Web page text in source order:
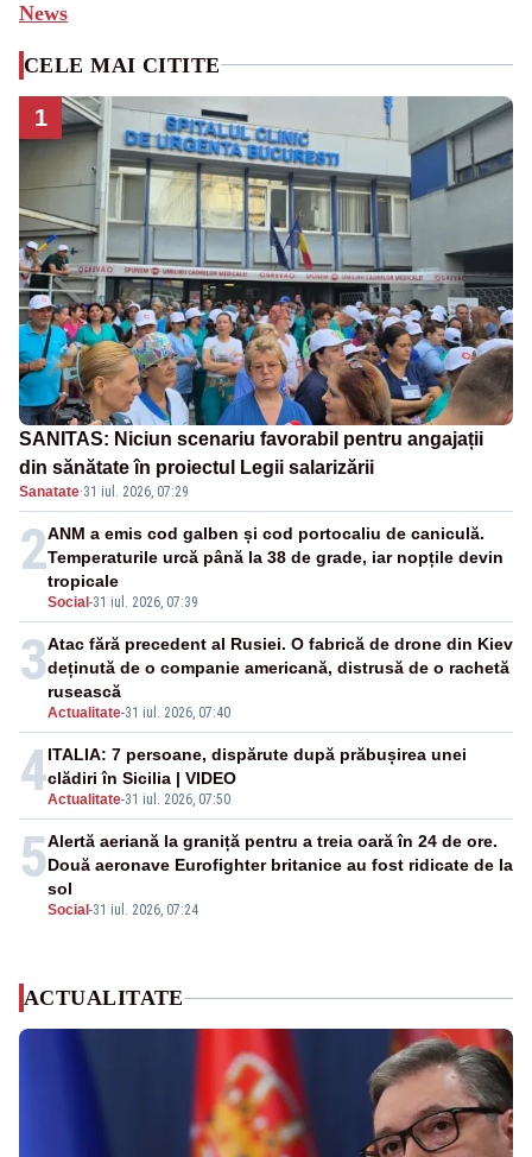
News
CELE MAI CITITE
1
SANITAS: Niciun scenariu favorabil pentru angajații
din sănătate în proiectul Legii salarizării
Sanatate·31 iul. 2026, 07:29
2
Social -31 iul. 2026, 07:39
ANM a emis cod galben și cod portocaliu de caniculă.
Temperaturile urcă până la 38 de grade, iar nopțile devin
tropicale
3
Actualitate-31 iul. 2026, 07:40
Atac fără precedent al Rusiei. O fabrică de drone din Kiev
deținută de o companie americană, distrusă de o rachetă
rusească
4Actualitate-31 iul. 2026, 07:50
ITALIA: 7 persoane, dispărute după prăbușirea unei
clădiri în Sicilia | VIDEO
5
Social -31 iul. 2026, 07:24
Alertă aeriană la graniță pentru a treia oară în 24 de ore.
Două aeronave Eurofighter britanice au fost ridicate de la
sol
ACTUALITATE